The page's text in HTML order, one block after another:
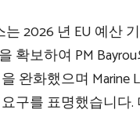
2026 년 EU 예산
확보하여 PM
완화했으며 Marine
구를 표명했습니다.